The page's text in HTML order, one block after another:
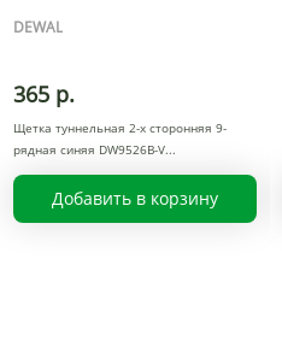
DEWAL
365 р.
Щетка туннельная 2-х сторонняя 9-
рядная синяя DW9526B-V
Добавить в корзину